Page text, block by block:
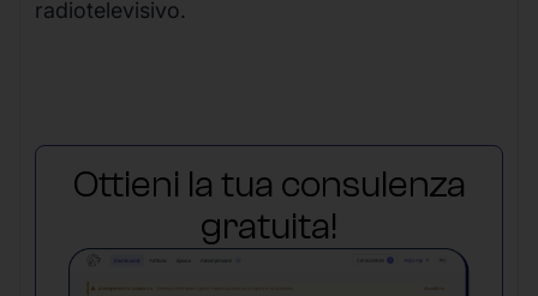
radiotelevisivo.
Ottieni la tua consulenza
gratuita!